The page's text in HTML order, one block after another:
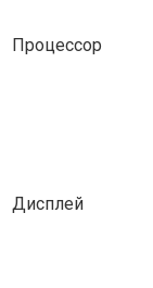
Процессор
Дисплей